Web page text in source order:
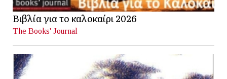
Βιβλία για το καλοκαίρι 2026
The Books' Journal